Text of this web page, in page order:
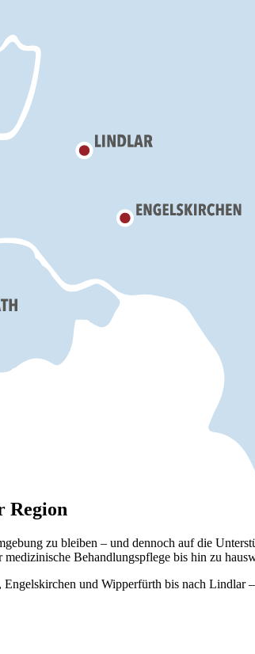
Region
zu bleiben – und dennoch auf die
Behandlungspflege bis hin zu
und Wipperfürth bis nach